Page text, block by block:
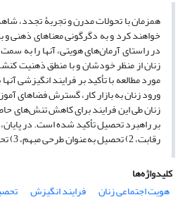
در راستای آرمان‌های هویتی، آنها را به
زنان از منظر خودشان و با منطق ذهنیت
رقابت، 2) تحصیل به‌عنوان طرحی مبهم، 3) تحصیل و اشتغال به‌منظورتحقق خود و ۴) تحصیل و اشتغال به‌عنوان مسیری برای ارتقا، آینده‌نگری و استقلال مالی است.
کلیدواژه‌ها
هویت اجتماعی زنان
فرایند انگیزش